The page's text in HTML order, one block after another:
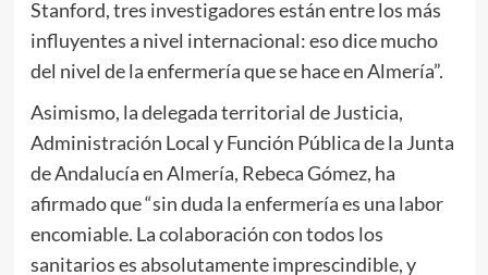
Stanford, tres investigadores están entre los más
influyentes a nivel internacional: eso dice mucho
del nivel de la enfermería que se hace en Almería”.
Asimismo, la delegada territorial de Justicia,
Administración Local y Función Pública de la Junta
de Andalucía en Almería, Rebeca Gómez, ha
afirmado que “sin duda la enfermería es una labor
encomiable. La colaboración con todos los
sanitarios es absolutamente imprescindible, y